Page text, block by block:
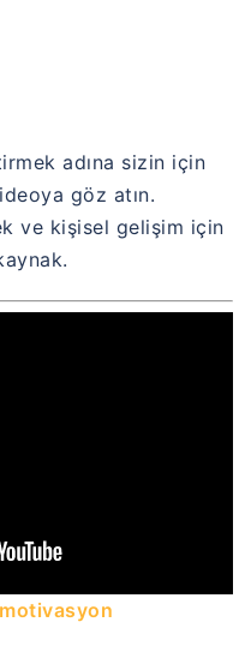
adına sizin için
göz atın.
ve kişisel gelişim için